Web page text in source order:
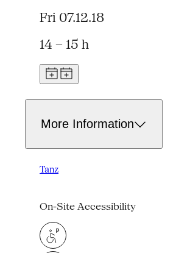
Fri 07.12.18
14 – 15 h
More Information
Tanz
On-Site Accessibility